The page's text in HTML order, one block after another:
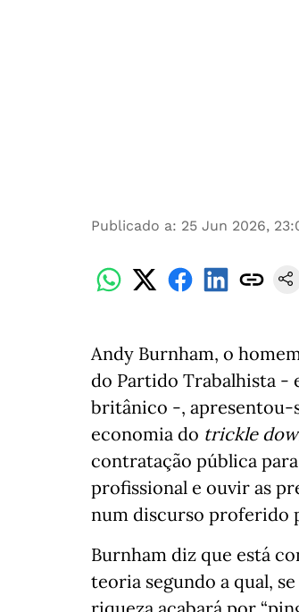
Publicado a: 25 Jun 2026,
Andy Burnham, o
do Partido Trabalhista -
britânico -, apresentou-
economia do trickle
contratação pública
profissional e ouvir as
num discurso proferido
Burnham diz que está
teoria segundo a qual,